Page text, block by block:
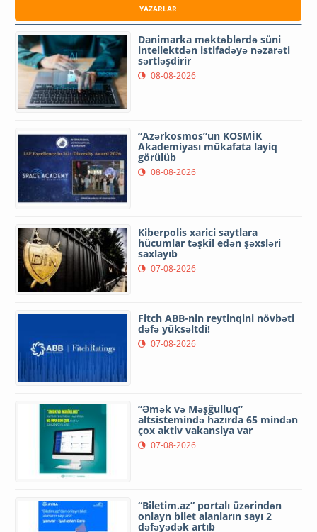
YAZARLAR
Danimarka məktəblərdə süni
intellektdən istifadəyə nəzarəti
sərtləşdirir
08-08-2026
“Azərkosmos”un KOSMİK
Akademiyası mükafata layiq
görülüb
08-08-2026
Kiberpolis xarici saytlara
hücumlar təşkil edən şəxsləri
saxlayıb
07-08-2026
Fitch ABB-nin reytinqini növbəti
dəfə yüksəltdi!
07-08-2026
“Əmək və Məşğulluq”
altsistemində hazırda 65 mindən
çox aktiv vakansiya var
07-08-2026
“Biletim.az” portalı üzərindən
onlayn bilet alanların sayı 2
dəfəyədək artıb